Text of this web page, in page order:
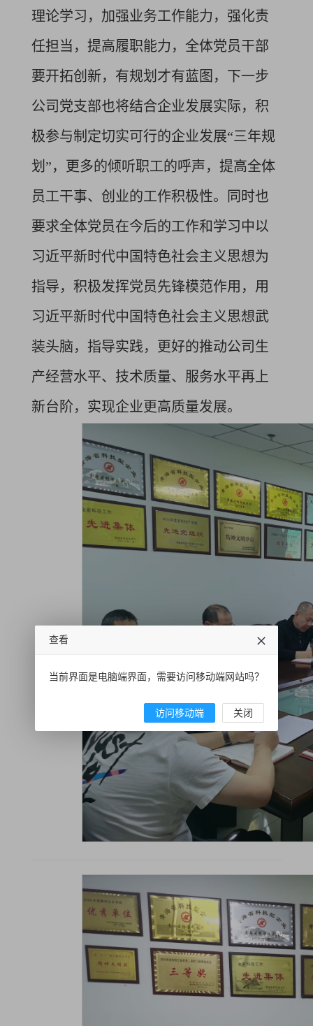
理论学习，加强业务工作能力，强化责
任担当，提高履职能力，全体党员干部
要开拓创新，有规划才有蓝图，下一步
公司党支部也将结合企业发展实际，积
极参与制定切实可行的企业发展“三年规
划”，更多的倾听职工的呼声，提高全体
员工干事、创业的工作积极性。同时也
要求全体党员在今后的工作和学习中以
习近平新时代中国特色社会主义思想为
指导，积极发挥党员先锋模范作用，用
习近平新时代中国特色社会主义思想武
装头脑，指导实践，更好的推动公司生
产经营水平、技术质量、服务水平再上
新台阶，实现企业更高质量发展。
查看
当前界面是电脑端界面，需要访问移动端网站吗？
访问移动端 关闭